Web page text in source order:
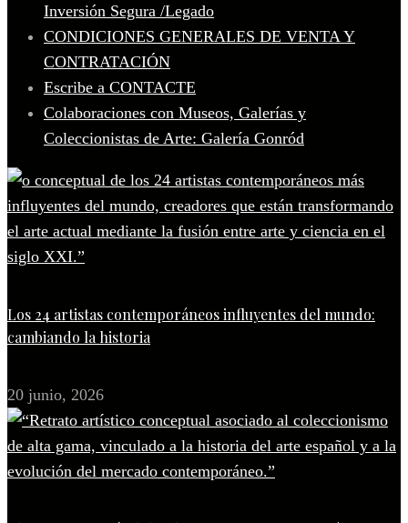
Inversión Segura /Legado
CONDICIONES GENERALES DE VENTA Y
CONTRATACIÓN
Escribe a CONTACTE
Colaboraciones con Museos, Galerías y
Coleccionistas de Arte: Galería Gonród
Los 24 artistas contemporáneos influyentes del mundo:
cambiando la historia
20 junio, 2026